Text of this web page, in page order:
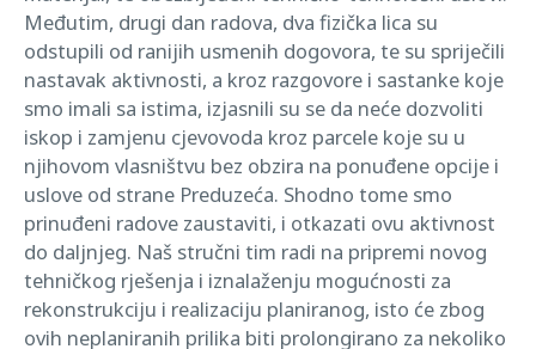
Međutim, drugi dan radova, dva fizička lica su
odstupili od ranijih usmenih dogovora, te su spriječili
nastavak aktivnosti, a kroz razgovore i sastanke koje
smo imali sa istima, izjasnili su se da neće dozvoliti
iskop i zamjenu cjevovoda kroz parcele koje su u
njihovom vlasništvu bez obzira na ponuđene opcije i
uslove od strane Preduzeća. Shodno tome smo
prinuđeni radove zaustaviti, i otkazati ovu aktivnost
do daljnjeg. Naš stručni tim radi na pripremi novog
tehničkog rješenja i iznalaženju mogućnosti za
rekonstrukciju i realizaciju planiranog, isto će zbog
ovih neplaniranih prilika biti prolongirano za nekoliko